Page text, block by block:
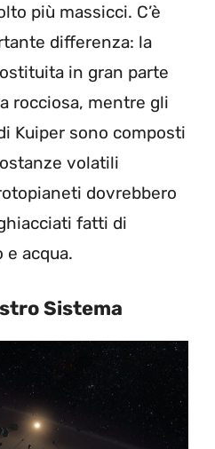
più massicci. C’è
differenza: la
in gran parte
rocciosa, mentre gli
Kuiper sono composti
volatili
dovrebbero
fatti di
e acqua.
Sistema